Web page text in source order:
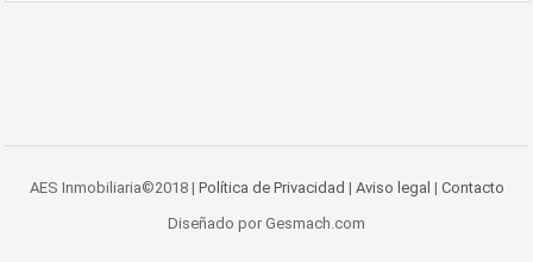
AES Inmobiliaria©2018 | Política de Privacidad | Aviso legal | Contacto
Diseñado por Gesmach.com